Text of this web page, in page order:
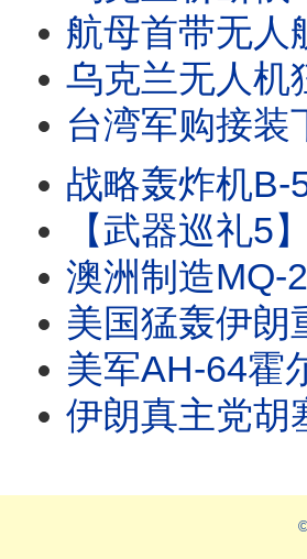
航母首带无人舰出海 开启有人无人协同海战新
乌克兰无人机狂轰莫斯科 俄导弹脱靶开
台湾军购接装下半年大爆发 F-16V
战略轰炸机B-52H和Tu-22M3 同一天先
【武器巡礼5】鹞式垂直起降战机半个世纪的传奇
澳洲制造MQ-28幽灵蝙蝠 到美国海军基地
美国猛轰伊朗重要目标 发射49枚战斧导弹 美
美军AH-64霍尔木兹海峡坠毁 首次出动无人
伊朗真主党胡塞武装袭击以色列 中东战火又